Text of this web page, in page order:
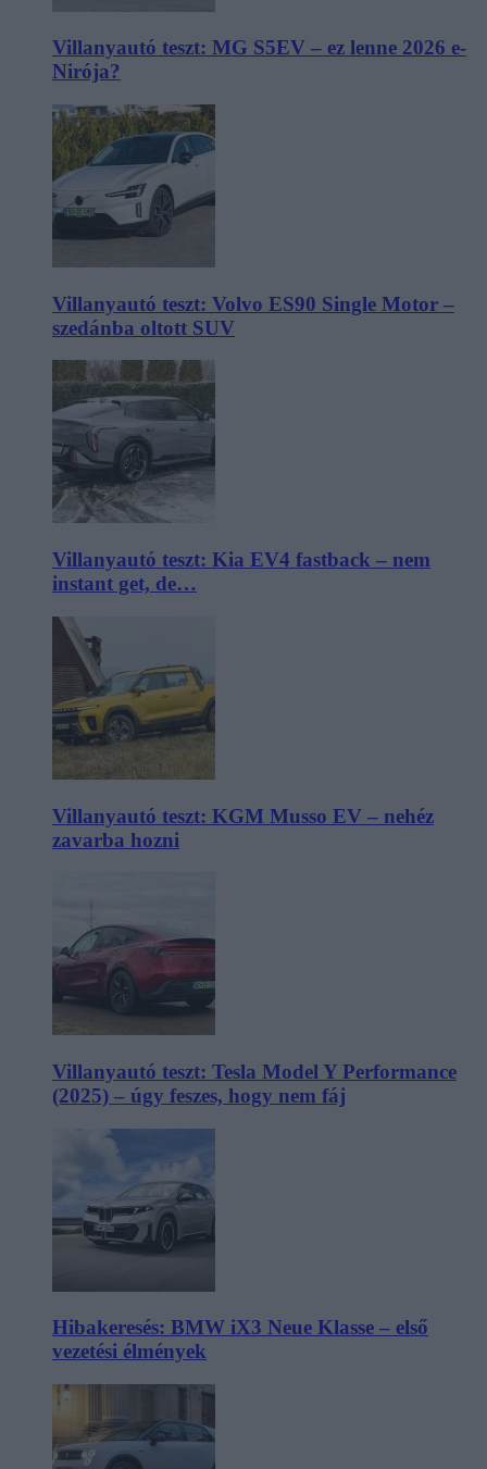
Villanyautó teszt: MG S5EV – ez lenne 2026 e-
Nirója?
Villanyautó teszt: Volvo ES90 Single Motor –
szedánba oltott SUV
Villanyautó teszt: Kia EV4 fastback – nem
instant get, de…
Villanyautó teszt: KGM Musso EV – nehéz
zavarba hozni
Villanyautó teszt: Tesla Model Y Performance
(2025) – úgy feszes, hogy nem fáj
Hibakeresés: BMW iX3 Neue Klasse – első
vezetési élmények